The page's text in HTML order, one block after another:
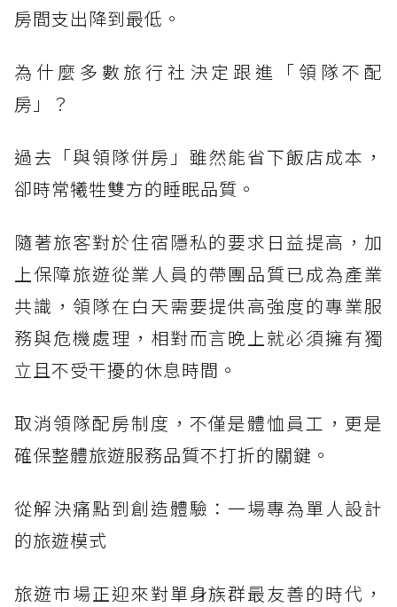
房間支出降到最低。
為什麼多數旅行社決定跟進「領隊不配
房」？
過去「與領隊併房」雖然能省下飯店成本，
卻時常犧牲雙方的睡眠品質。
隨著旅客對於住宿隱私的要求日益提高，加
上保障旅遊從業人員的帶團品質已成為產業
共識，領隊在白天需要提供高強度的專業服
務與危機處理，相對而言晚上就必須擁有獨
立且不受干擾的休息時間。
取消領隊配房制度，不僅是體恤員工，更是
確保整體旅遊服務品質不打折的關鍵。
從解決痛點到創造體驗：一場專為單人設計
的旅遊模式
旅遊市場正迎來對單身族群最友善的時代，